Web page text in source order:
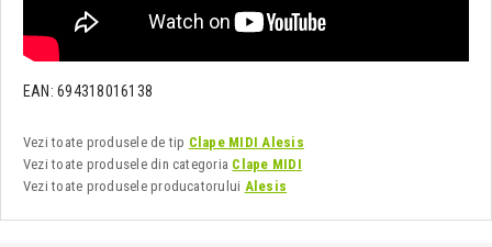
EAN: 694318016138
Vezi toate produsele de tip Clape MIDI Alesis
Vezi toate produsele din categoria Clape MIDI
Vezi toate produsele producatorului Alesis